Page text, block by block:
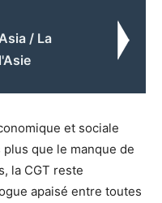
/ La
et sociale
que le manque de
la CGT reste
apaisé entre toutes